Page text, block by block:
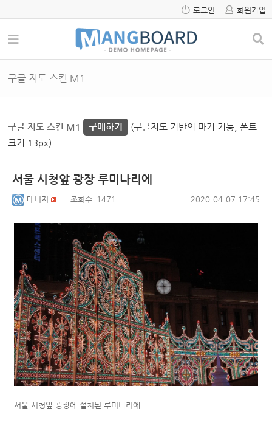
로그인 회원가입
구글 지도 스킨 M1
구글 지도 스킨 M1 구매하기
(구글지도 기반의 마커 기능, 폰트
크기 13px)
서울 시청앞 광장 루미나리에
매니저 조회수 1471 2020-04-07 17:45
서울 시청앞 광장에 설치된 루미나리에